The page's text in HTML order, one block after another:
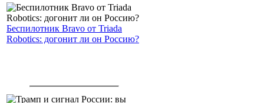
Беспилотник Bravo от Triada
Robotics: догонит ли он Россию?